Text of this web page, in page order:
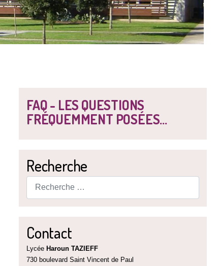
FAQ - LES QUESTIONS
FRÉQUEMMENT POSÉES...
Recherche
Contact
Lycée Haroun TAZIEFF
730 boulevard Saint Vincent de Paul